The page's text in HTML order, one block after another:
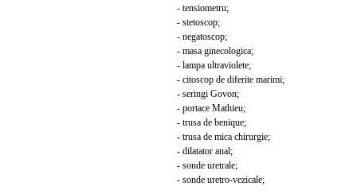
- tensiometru;
- stetoscop;
- negatoscop;
- masa ginecologica;
- lampa ultraviolete;
- citoscop de diferite marimi;
- seringi Govon;
- portace Mathieu;
- trusa de benique;
- trusa de mica chirurgie;
- dilatator anal;
- sonde uretrale;
- sonde uretro-vezicale;